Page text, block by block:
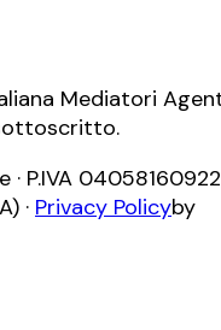
Mediatori
· P.IVA 04058160922
) · Privacy Policyby